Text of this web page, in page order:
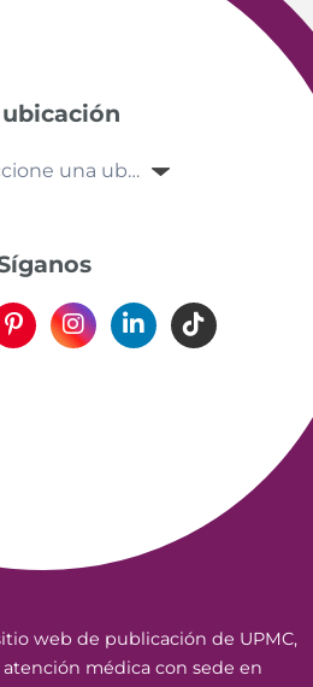
web de publicación de UPMC,
médica con sede en